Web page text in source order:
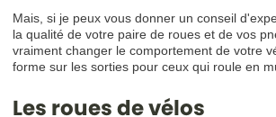
Mais, si je peux vous donner un conseil
la qualité de votre paire de roues et de vos
vraiment changer le comportement de votre
forme sur les sorties pour ceux qui roule en
Les roues de vélos